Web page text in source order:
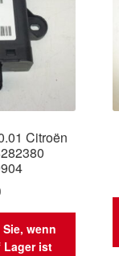
Citroën
wenn
Lager ist